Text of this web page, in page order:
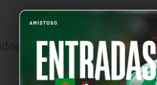
Samb, atendía a los